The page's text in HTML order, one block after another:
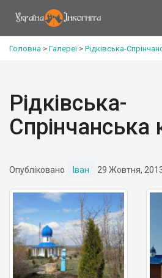
Головна > Галереї> Рідківська-
Рідківська-
Спрінчанська
Опубліковано Іван 29 Жовтня,